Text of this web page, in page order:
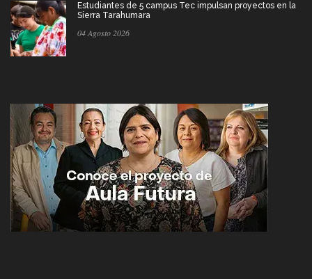
Estudiantes de 5 campus Tec impulsan proyectos en la
Sierra Tarahumara
04 Agosto 2026